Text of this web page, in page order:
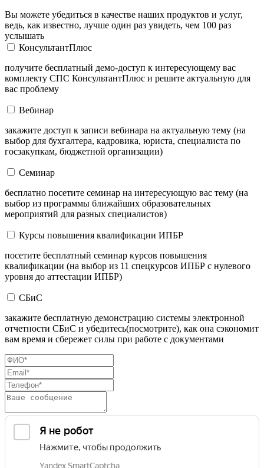
Вы можете убедиться в качестве наших продуктов и услуг,
ведь, как известно, лучше один раз увидеть, чем 100 раз
услышать
КонсультантПлюс
получите бесплатный демо-доступ к интересующему вас
комплекту СПС КонсультантПлюс и решите актуальную для
вас проблему
Вебинар
закажите доступ к записи вебинара на актуальную тему (на
выбор для бухгалтера, кадровика, юриста, специалиста по
госзакупкам, бюджетной организации)
Семинар
бесплатно посетите семинар на интересующую вас тему (на
выбор из программы ближайших образовательных
мероприятий для разных специалистов)
Курсы повышения квалификации ИПБР
посетите бесплатный семинар курсов повышения
квалификации (на выбор из 11 спецкурсов ИПБР с нулевого
уровня до аттестации ИПБР)
СБиС
закажите бесплатную демонстрацию системы электронной
отчетности СБиС и убедитесь(посмотрите), как она сэкономит
вам время и сбережет силы при работе с документами